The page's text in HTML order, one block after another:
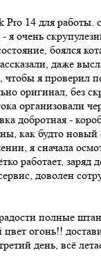
Pro 14 для работы.
я очень
боялся
даже
чтобы я проверил
оригинал, без
организовали
добротная -
как будто новый
я сначала
работает, заряд
доволен
полные
цвет огонь!!
день, всё